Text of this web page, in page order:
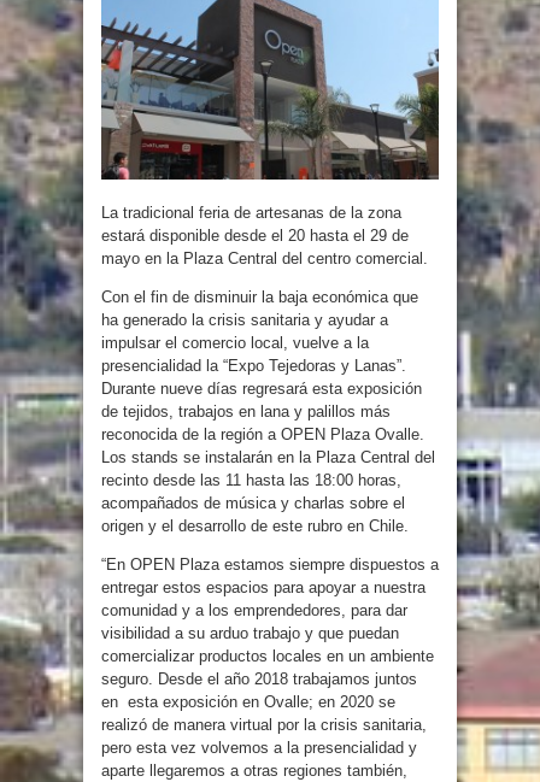
La tradicional feria de artesanas de la zona
estará disponible desde el 20 hasta el 29 de
mayo en la Plaza Central del centro comercial.
Con el fin de disminuir la baja económica que
ha generado la crisis sanitaria y ayudar a
impulsar el comercio local, vuelve a la
presencialidad la “Expo Tejedoras y Lanas”.
Durante nueve días regresará esta exposición
de tejidos, trabajos en lana y palillos más
reconocida de la región a OPEN Plaza Ovalle.
Los stands se instalarán en la Plaza Central del
recinto desde las 11 hasta las 18:00 horas,
acompañados de música y charlas sobre el
origen y el desarrollo de este rubro en Chile.
“En OPEN Plaza estamos siempre dispuestos a
entregar estos espacios para apoyar a nuestra
comunidad y a los emprendedores, para dar
visibilidad a su arduo trabajo y que puedan
comercializar productos locales en un ambiente
seguro. Desde el año 2018 trabajamos juntos
en esta exposición en Ovalle; en 2020 se
realizó de manera virtual por la crisis sanitaria,
pero esta vez volvemos a la presencialidad y
aparte llegaremos a otras regiones también,